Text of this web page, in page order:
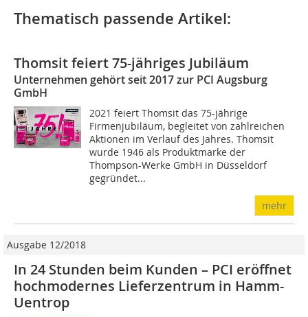
Thematisch passende Artikel:
Thomsit feiert 75-jähriges Jubiläum
Unternehmen gehört seit 2017 zur PCI Augsburg
GmbH
2021 feiert Thomsit das 75-jährige
Firmenjubi­läum, begleitet von zahlreichen
Aktionen im Verlauf des Jahres. Thomsit
wurde 1946 als Produktmarke der
Thompson-Werke GmbH in Düsseldorf
gegründet...
mehr
Ausgabe 12/2018
In 24 Stunden beim Kunden – PCI eröffnet
hochmodernes Lieferzentrum in Hamm-
Uentrop